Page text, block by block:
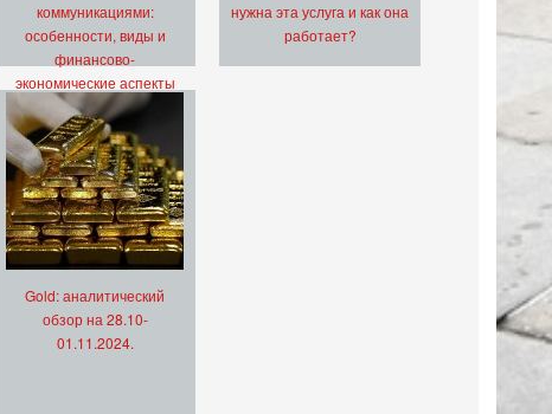
коммуникациями:
особенности, виды и
финансово-
экономические аспекты
нужна эта услуга и как она
работает?
Gold: аналитический
обзор на 28.10-
01.11.2024.